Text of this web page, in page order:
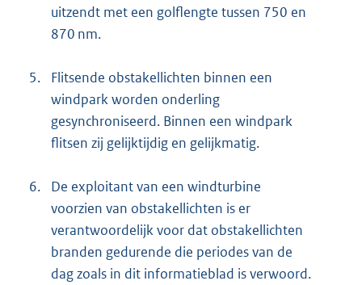
uitzendt met een golflengte tussen 750 en
870 nm.
5.
Flitsende obstakellichten binnen een
windpark worden onderling
gesynchroniseerd. Binnen een windpark
flitsen zij gelijktijdig en gelijkmatig.
6.
De exploitant van een windturbine
voorzien van obstakellichten is er
verantwoordelijk voor dat obstakellichten
branden gedurende die periodes van de
dag zoals in dit informatieblad is verwoord.